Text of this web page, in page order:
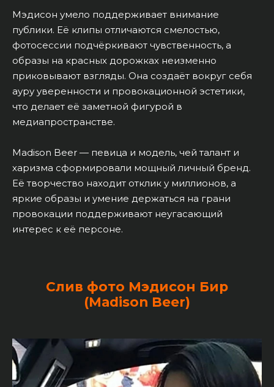
Мэдисон умело поддерживает внимание
публики. Её клипы отличаются смелостью,
фотосессии подчёркивают чувственность, а
образы на красных дорожках неизменно
приковывают взгляды. Она создаёт вокруг себя
ауру уверенности и провокационной эстетики,
что делает её заметной фигурой в
медиапространстве.
Madison Beer — певица и модель, чей талант и
харизма сформировали мощный личный бренд.
Её творчество находит отклик у миллионов, а
яркие образы и умение держаться на грани
провокации поддерживают неугасающий
интерес к её персоне.
Слив фото Мэдисон Бир
(Madison Beer)